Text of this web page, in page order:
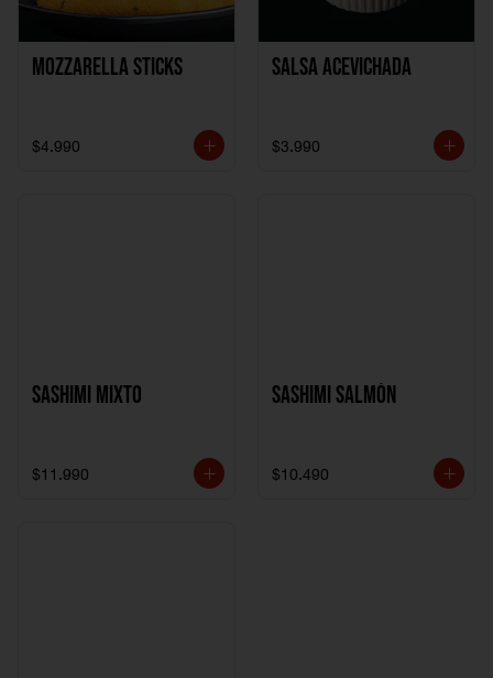
Mozzarella Sticks
$4.990
Salsa Acevichada
$3.990
Sashimi Mixto
$11.990
Sashimi Salmón
$10.490